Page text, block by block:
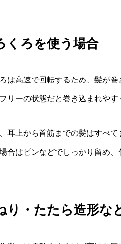
くろを使う場合
は高速で回転するため、髪が
リーの状態だと巻き込まれやす
耳上から首筋までの髪はすべ
合はピンなどでしっかり留め
り・たたら造形な